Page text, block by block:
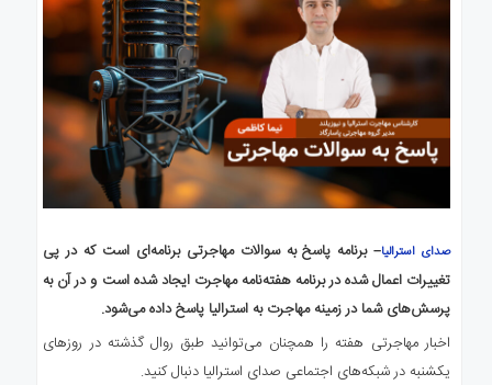
صدای استرالیا– برنامه پاسخ به سوالات مهاجرتیبرنامه‌ایاست که در پی
تغییرات اعمال شده در برنامه هفته‌نامه مهاجرت ایجاد شده است و در آن به
پرسش‌های شما در زمینه مهاجرت به استرالیا پاسخ داده می‌شود.
اخبار مهاجرتی هفته را همچنان می‌توانید طبق روال گذشته در روزهای
یکشنبه در شبکه‌های اجتماعی صدای استرالیا دنبال کنید.